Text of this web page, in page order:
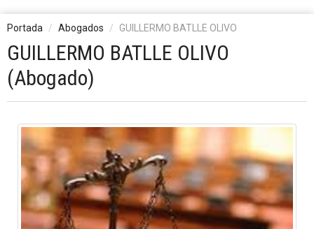
Portada Abogados GUILLERMO BATLLE OLIVO
GUILLERMO BATLLE OLIVO
(Abogado)